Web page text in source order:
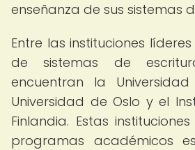
enseñanza de sus sistemas
Entre las instituciones
de sistemas de
encuentran la
Universidad de Oslo y el
Finlandia. Estas
programas académicos